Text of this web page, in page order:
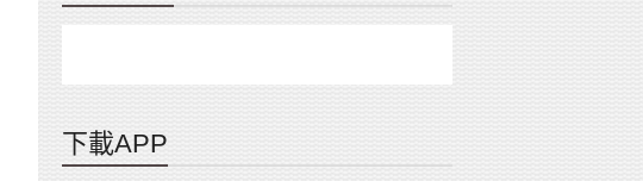
下載APP